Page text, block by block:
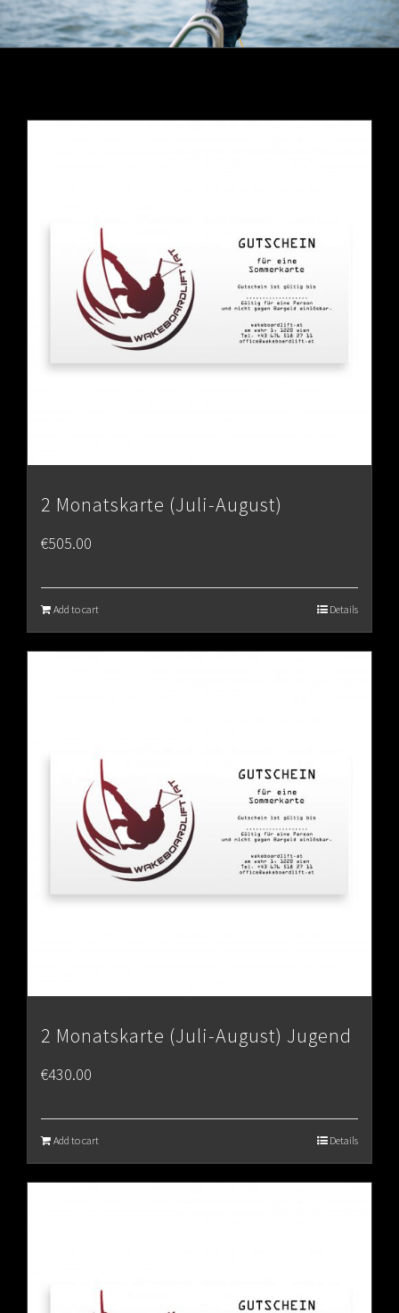
2 Monatskarte (Juli-August)
€505.00
Add to cart Details
2 Monatskarte (Juli-August) Jugend
€430.00
Add to cart Details